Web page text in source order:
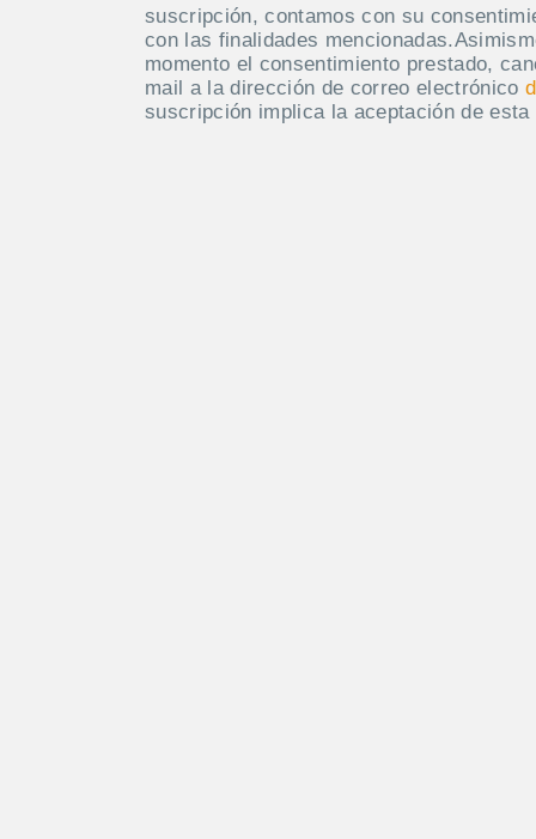
suscripción, contamos con su
con las finalidades
momento el consentimiento prestado,
mail a la dirección de correo electrónico
suscripción implica la aceptación de esta